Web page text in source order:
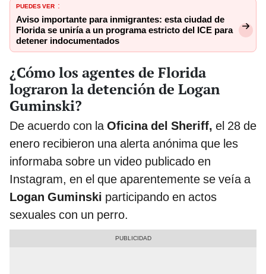
PUEDES VER :
Aviso importante para inmigrantes: esta ciudad de
Florida se uniría a un programa estricto del ICE para
detener indocumentados
¿Cómo los agentes de Florida
lograron la detención de Logan
Guminski?
De acuerdo con laOficina del Sheriff, el 28 de
enero recibieron una alerta anónima que les
informaba sobre un video publicado en
Instagram, en el que aparentemente se veía a
Logan Guminski participando en actos
sexuales con un perro.